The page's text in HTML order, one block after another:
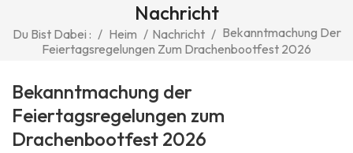
Nachricht
Du Bist Dabei : / Heim / Nachricht / Bekanntmachung Der
Feiertagsregelungen Zum Drachenbootfest 2026
Bekanntmachung der
Feiertagsregelungen zum
Drachenbootfest 2026